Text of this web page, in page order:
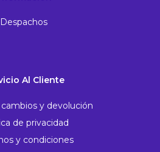
Despachos
Al Cliente
y devolución
de privacidad
y condiciones